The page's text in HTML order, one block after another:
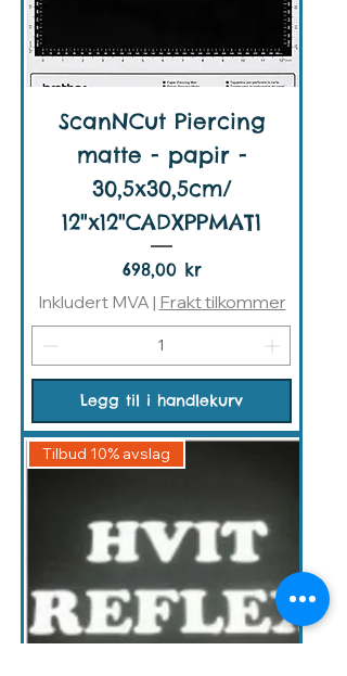
ScanNCut Piercing
matte - papir -
30,5x30,5cm/
12"x12"CADXPPMAT1
Pris
698,00 kr
Inkludert MVA | Frakt tilkommer
Legg til i handlekurv
Tilbud 10% avslag